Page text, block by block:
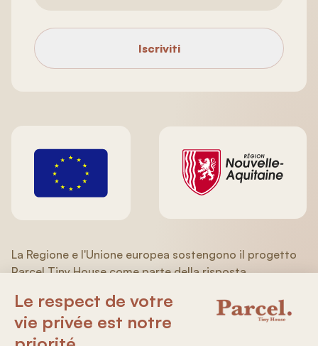
Iscriviti
La Regione e l'Unione europea sostengono il progetto
Parcel Tiny House come parte della risposta
nell'ambito del Programma operativo FESR/FSE
(Aquitania/Limousin/Poitou-Charentes) 2014-2020.